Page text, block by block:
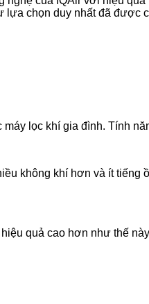
lựa chọn duy nhất đã được
lọc khí gia đình. Tính
không khí hơn và ít tiếng
quả cao hơn như thế